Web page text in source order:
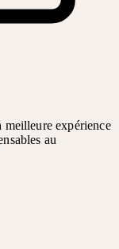
expérience
au